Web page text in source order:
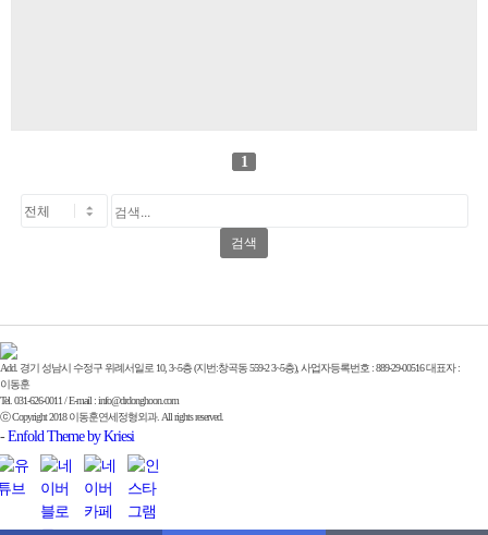
1
검색
Add. 경기 성남시 수정구 위례서일로 10, 3~5층 (지번:창곡동 559-2 3~5층), 사업자등록번호 : 889-29-00516 대표자 :
이동훈
Tel. 031-626-0011 / E-mail : info@drdonghoon.com
ⓒ Copyright 2018 이동훈연세정형외과. All rights reserved.
-Enfold Theme by Kriesi